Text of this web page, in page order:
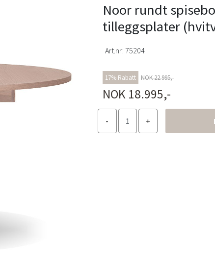
Noor rundt
tilleggsplater
Art.nr: 75204
17% Rabatt NOK 22.995,-
NOK 18.995,-